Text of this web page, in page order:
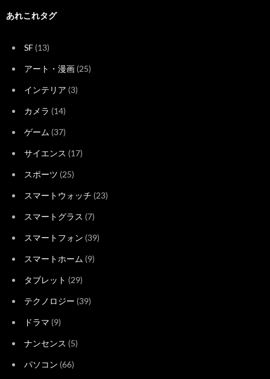
あれこれタグ
SF (13)
アート・漫画 (25)
インテリア (3)
カメラ (14)
ゲーム (37)
サイエンス (17)
スポーツ (25)
スマートウォッチ (23)
スマートグラス (7)
スマートフォン (39)
スマートホーム (9)
タブレット (29)
テクノロジー (39)
ドラマ (9)
ナンセンス (5)
パソコン (66)